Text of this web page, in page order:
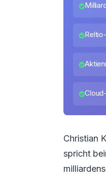
Christian
spricht